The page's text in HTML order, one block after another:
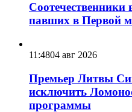
павших в Первой
11:4804 авг 2026
Премьер Литвы
исключить
программы